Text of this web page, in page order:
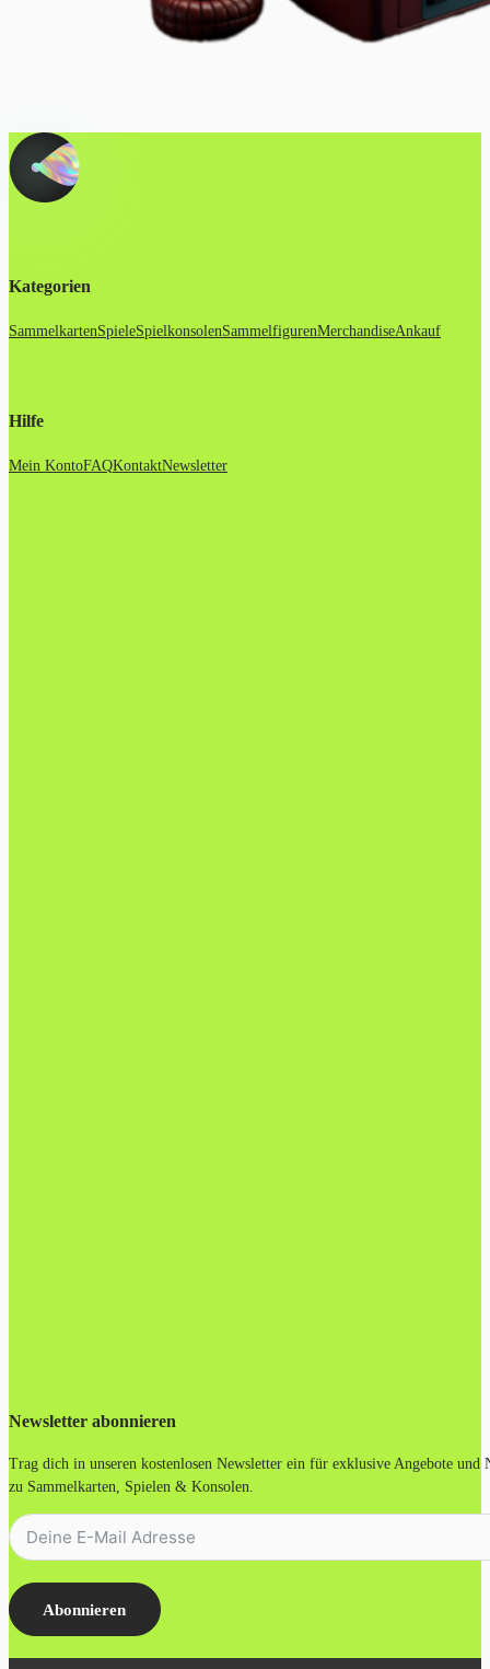
Kategorien
SammelkartenSpieleSpielkonsolenSammelfigurenMerchandiseAnkauf
Hilfe
Mein KontoFAQKontaktNewsletter
Newsletter abonnieren
Trag dich in unseren kostenlosen Newsletter ein für exklusive Angebote und
zu Sammelkarten, Spielen & Konsolen.
Abonnieren